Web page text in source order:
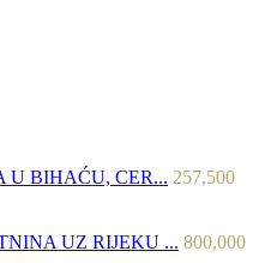
U BIHAĆU, CER... 257,500
UZ RIJEKU ... 800,000